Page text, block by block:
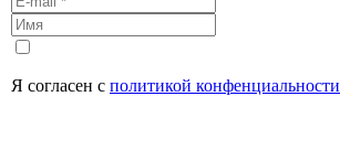
Я согласен с политикой конфенциальности